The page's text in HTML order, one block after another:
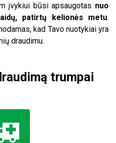
įvykiui būsi apsaugotas nuo
patirtų kelionės metu.
kad Tavo nuotykiai yra
draudimu.
trumpai